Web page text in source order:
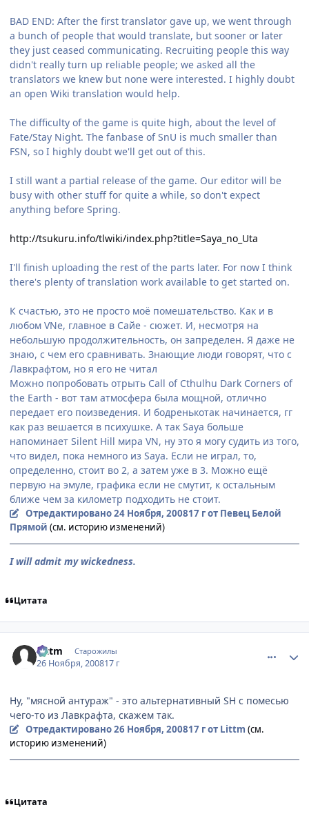
BAD END: After the first translator gave up, we went through
a bunch of people that would translate, but sooner or later
they just ceased communicating. Recruiting people this way
didn't really turn up reliable people; we asked all the
translators we knew but none were interested. I highly doubt
an open Wiki translation would help.
The difficulty of the game is quite high, about the level of
Fate/Stay Night. The fanbase of SnU is much smaller than
FSN, so I highly doubt we'll get out of this.
I still want a partial release of the game. Our editor will be
busy with other stuff for quite a while, so don't expect
anything before Spring.
http://tsukuru.info/tlwiki/index.php?title=Saya_no_Uta
I'll finish uploading the rest of the parts later. For now I think
there's plenty of translation work available to get started on.
К счастью, это не просто моё помешательство. Как и в
любом VNе, главное в Сайе - сюжет. И, несмотря на
небольшую продолжительность, он запределен. Я даже не
знаю, с чем его сравнивать. Знающие люди говорят, что с
Лавкрафтом, но я его не читал
Можно попробовать отрыть Call of Cthulhu Dark Corners of
the Earth - вот там атмосфера была мощной, отлично
передает его поизведения. И бодренькотак начинается, гг
как раз вешается в психушке. А так Saya больше
напоминает Silent Hill мира VN, ну это я могу судить из того,
что видел, пока немного из Saya. Если не играл, то,
определенно, стоит во 2, а затем уже в 3. Можно ещё
первую на эмуле, графика если не смутит, к остальным
ближе чем за километр подходить не стоит.
Отредактировано24 Ноября, 200817 гот Певец Белой
Прямой (см. историю изменений)
I will admit my wickedness.
Цитата
Littm Старожилы
26 Ноября, 200817 г
Ну, "мясной антураж" - это альтернативный SH с помесью
чего-то из Лавкрафта, скажем так.
Отредактировано26 Ноября, 200817 гот Littm (см.
историю изменений)
Цитата